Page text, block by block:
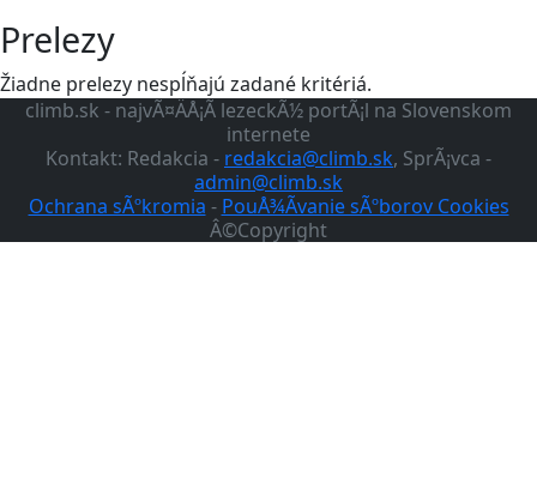
Prelezy
Žiadne prelezy nespĺňajú zadané kritériá.
climb.sk - najvÃ¤ÄÅ¡Ã­ lezeckÃ½ portÃ¡l na Slovenskom
internete
Kontakt: Redakcia - redakcia@climb.sk, SprÃ¡vca -
admin@climb.sk
Ochrana sÃºkromia - PouÅ¾Ã­vanie sÃºborov Cookies
Â©Copyright